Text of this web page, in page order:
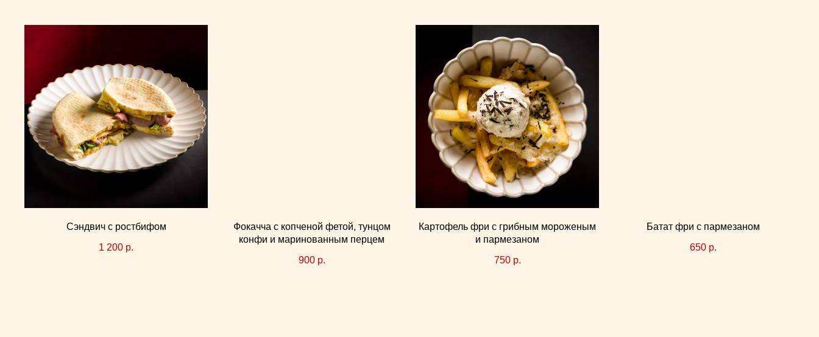
Сэндвич с ростбифом
1 200 р.
Фокачча с копченой фетой, тунцом
конфи и маринованным перцем
900 р.
Картофель фри с грибным мороженым
и пармезаном
750 р.
Батат фри с пармезаном
650 р.